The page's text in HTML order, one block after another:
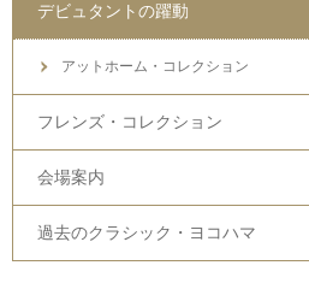
デビュタントの躍動
アットホーム・コレクション
フレンズ・コレクション
会場案内
過去のクラシック・ヨコハマ